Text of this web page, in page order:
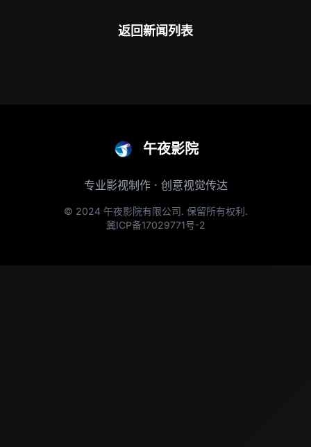
返回新闻列表
午夜影院
专业影视制作 · 创意视觉传达
© 2024 午夜影院有限公司. 保留所有权利.
冀ICP备17029771号-2